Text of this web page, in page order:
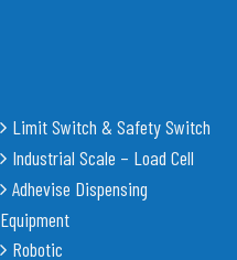
Limit Switch & Safety Switch
Industrial Scale – Load Cell
Adhevise Dispensing
Equipment
Robotic